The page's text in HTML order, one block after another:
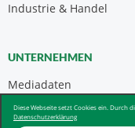
Diese Webseite setzt Cookies ein. Durch
Datenschutzerklärung
Industrie & Handel
UNTERNEHMEN
Mediadaten
Kontakt